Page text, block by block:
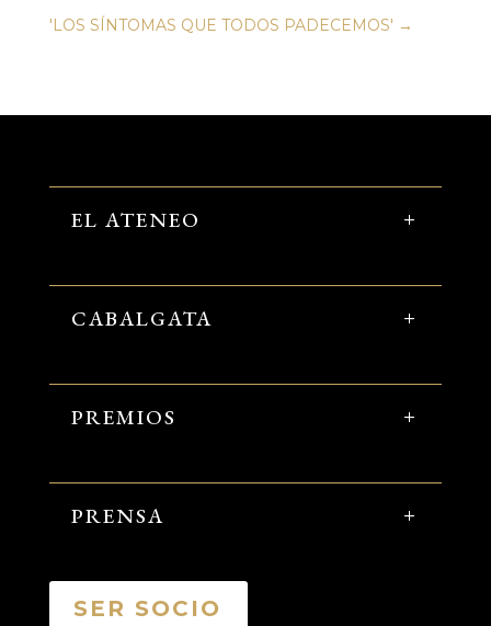
'LOS SÍNTOMAS QUE TODOS PADECEMOS' →
EL ATENEO
CABALGATA
PREMIOS
PRENSA
SER SOCIO